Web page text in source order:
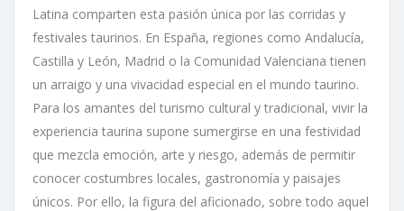
Latina comparten esta pasión única por las corridas y
festivales taurinos. En España, regiones como Andalucía,
Castilla y León, Madrid o la Comunidad Valenciana tienen
un arraigo y una vivacidad especial en el mundo taurino.
Para los amantes del turismo cultural y tradicional, vivir la
experiencia taurina supone sumergirse en una festividad
que mezcla emoción, arte y riesgo, además de permitir
conocer costumbres locales, gastronomía y paisajes
únicos. Por ello, la figura del aficionado, sobre todo aquel